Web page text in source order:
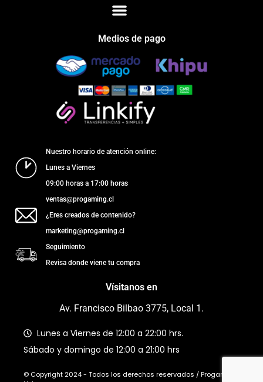
Medios de pago
Nuestro horario de atención online:
Lunes a Viernes
09:00 horas a 17:00 horas
ventas@progaming.cl
¿Eres creados de contenido?
marketing@progaming.cl
Seguimiento
Revisa donde viene tu compra
Vísitanos en
Av. Francisco Bilbao 3775, Local 1.
Lunes a Viernes de 12:00 a 22:00 hrs.
Sábado y domingo de 12:00 a 21:00 hrs
© Copyright 2024 - Todos los derechos reservados / Progaming